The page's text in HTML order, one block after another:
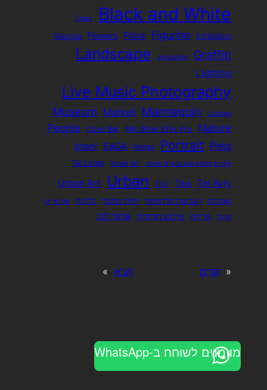
Black and White
Cows
Exhibition
Figurine
Flora
Flowers
Georgia
Graffiti
Jerusalem
Landscape
Lighting
Live Music Photography
Lupines
Mannequin
Market
Museum
Nature
NIK SIlver Efex Pro
Ozen Bar
People
Pets
Portrait
Ramla
SAGA
shani
some of you are going to die
Street Art
Tal Lotan
Tel Aviv
Tips
TLV
Urban
Urban Art
גאורגיה הגבעות הדרומיות חיות מחמד כלניות
פורטרייט
פרות
פריחה צילום תדמית שחור לבן
« קודם הבא »
מוזמנים לשוחח ב-WhatsApp